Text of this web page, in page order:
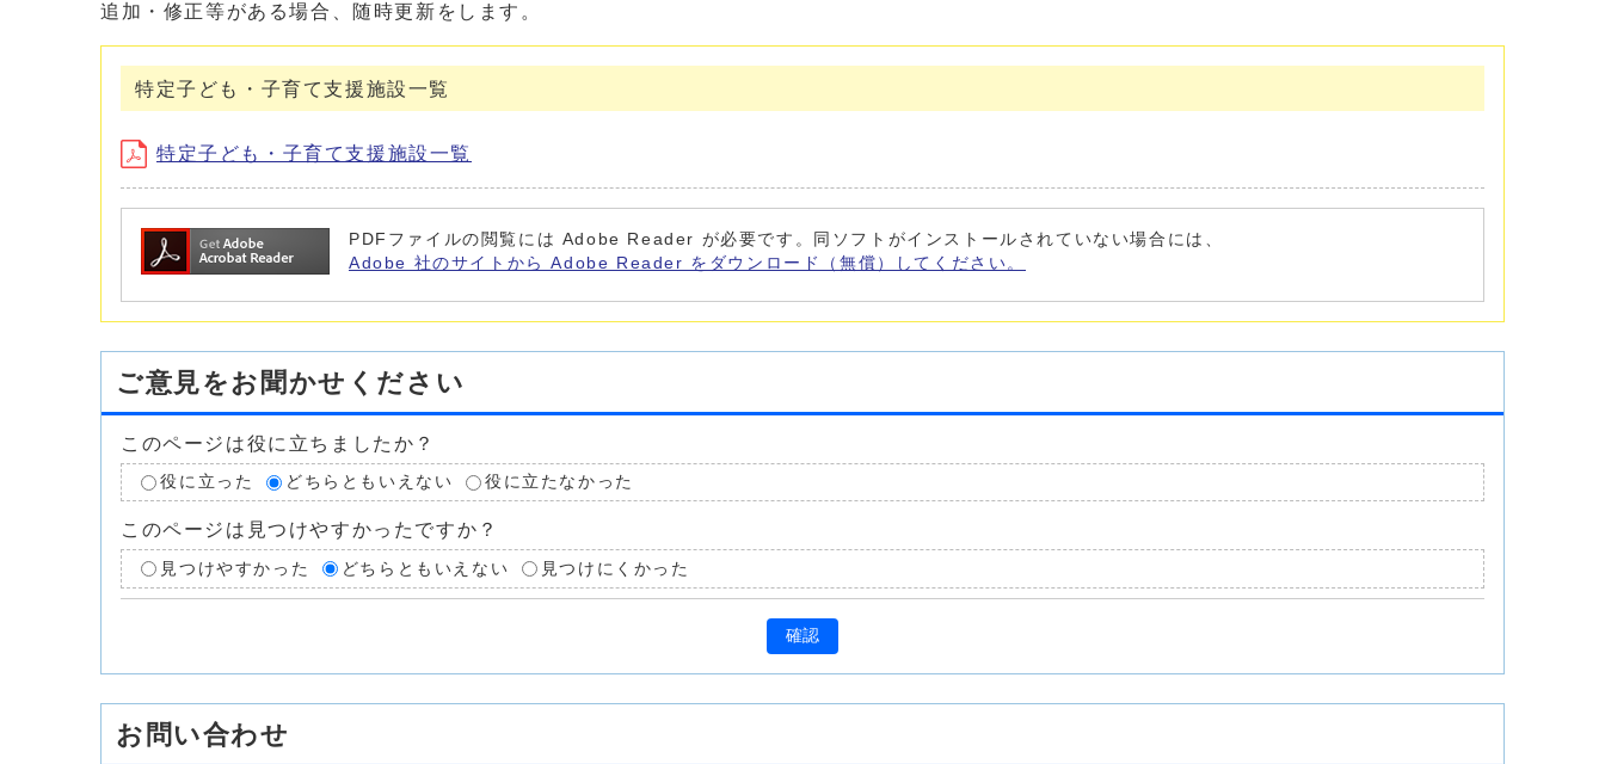
追加・修正等がある場合、随時更新をします。
特定子ども・子育て支援施設一覧
特定子ども・子育て支援施設一覧
PDFファイルの閲覧には Adobe Reader が必要です。同ソフトがインストールされていない場合には、
Adobe 社のサイトから Adobe Reader をダウンロード（無償）してください。
ご意見をお聞かせください
このページは役に立ちましたか？
役に立った どちらともいえない 役に立たなかった
このページは見つけやすかったですか？
見つけやすかった どちらともいえない 見つけにくかった
確認
お問い合わせ